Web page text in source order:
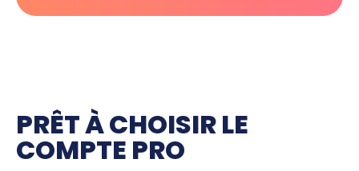
PRÊT À CHOISIR LE
COMPTE PRO